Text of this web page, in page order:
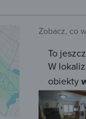
Zobacz, co
To
W
obiekty